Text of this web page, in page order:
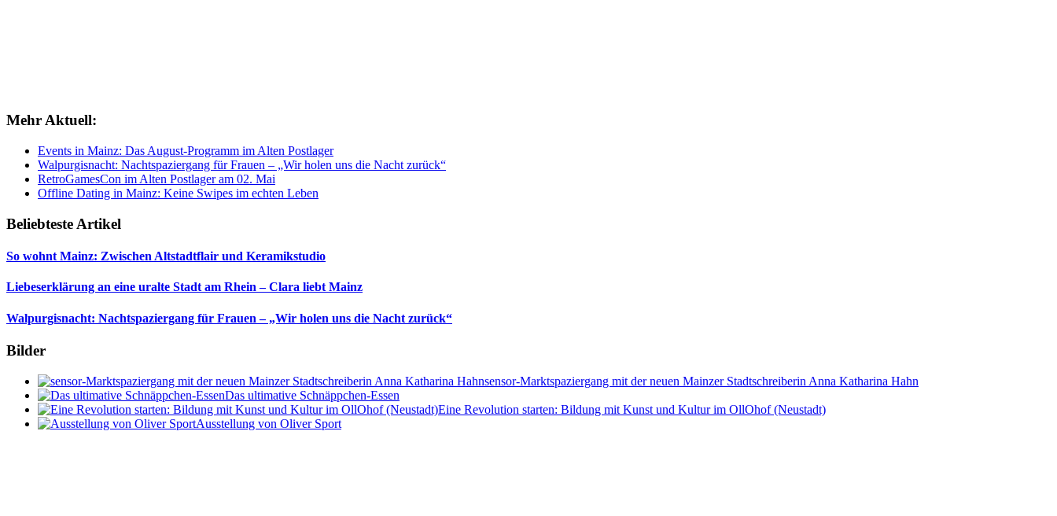
Mehr Aktuell:
Events in Mainz: Das August-Programm im Alten Postlager
Walpurgisnacht: Nachtspaziergang für Frauen – „Wir holen uns die Nacht zurück“
RetroGamesCon im Alten Postlager am 02. Mai
Offline Dating in Mainz: Keine Swipes im echten Leben
Beliebteste Artikel
So wohnt Mainz: Zwischen Altstadtflair und Keramikstudio
Liebeserklärung an eine uralte Stadt am Rhein – Clara liebt Mainz
Walpurgisnacht: Nachtspaziergang für Frauen – „Wir holen uns die Nacht zurück“
Bilder
sensor-Marktspaziergang mit der neuen Mainzer Stadtschreiberin Anna Katharina Hahn
Das ultimative Schnäppchen-Essen
Eine Revolution starten: Bildung mit Kunst und Kultur im OllOhof (Neustadt)
Ausstellung von Oliver Sport